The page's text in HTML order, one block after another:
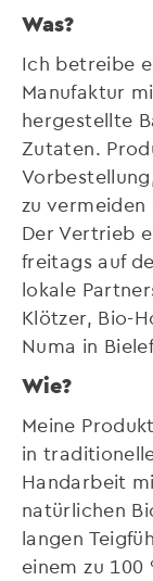
Was?
Ich betreibe
Manufaktur
hergestellte
Zutaten.
zu
Der Vertrieb
freitags auf
lokale
Klötzer, Bio-
Numa in
Wie?
Meine
in
Handarbeit
natürlichen
langen
einem zu 100